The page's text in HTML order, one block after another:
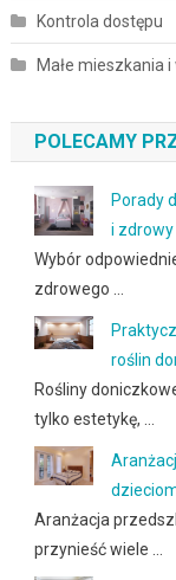
Kontrola dostępu
Małe mieszkania
POLECAMY
Porady
i zdrowy
Wybór
zdrowego …
roślin
Rośliny
tylko estetykę, …
Aranżacja
przynieść wiele …